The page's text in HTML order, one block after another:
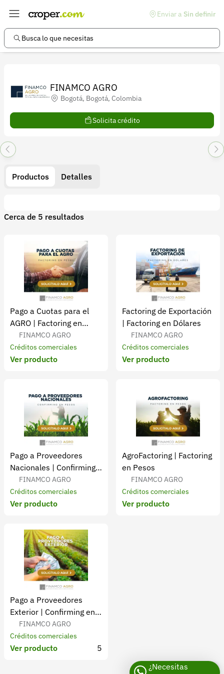
Enviar a Sin definir
Busca lo que necesitas
FINAMCO AGRO
Bogotá, Bogotá, Colombia
Solicita crédito
Productos Detalles
Cerca de 5 resultados
Pago a Cuotas para el
AGRO | Factoring en
Pesos
FINAMCO AGRO
Créditos comerciales
Ver producto
Factoring de Exportación
| Factoring en Dólares
FINAMCO AGRO
Créditos comerciales
Ver producto
Pago a Proveedores
Nacionales | Confirming
en Pesos
FINAMCO AGRO
Créditos comerciales
Ver producto
AgroFactoring | Factoring
en Pesos
FINAMCO AGRO
Créditos comerciales
Ver producto
Pago a Proveedores
Exterior | Confirming en
Dólares
FINAMCO AGRO
Créditos comerciales
Ver producto 5
Enlaces de interés
Preguntas frecuentes
Información legal
Términos y condiciones
Política de privacidad
Contacto
Soporte
+57 323 2931928
contacto@croper.com
© 2026 Croper.com Todos los derechos reservados
Versión 5.45.0
Síguenos
¿Necesitas